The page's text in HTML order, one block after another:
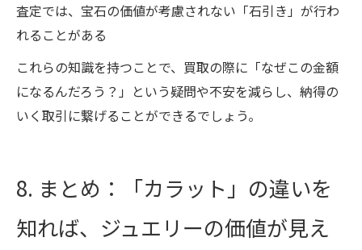
査定では、宝石の価値が考慮されない「石引き」が行わ
れることがある
これらの知識を持つことで、買取の際に「なぜこの金額
になるんだろう？」という疑問や不安を減らし、納得の
いく取引に繋げることができるでしょう。
8. まとめ：「カラット」の違いを
知れば、ジュエリーの価値が見え